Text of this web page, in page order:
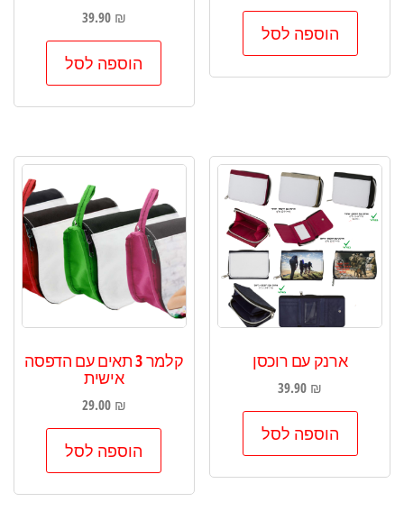
הוספה לסל
39.90 ₪
הוספה לסל
ארנק עם רוכסן
39.90 ₪
הוספה לסל
קלמר 3 תאים עם הדפסה
אישית
29.00 ₪
הוספה לסל